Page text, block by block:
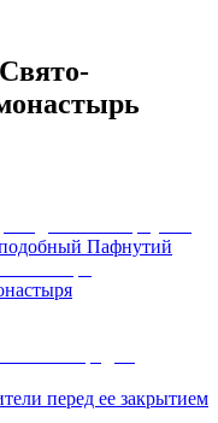
Пафнутий
перед ее закрытием